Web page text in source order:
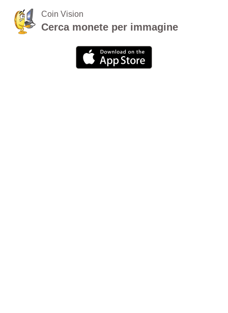
Coin Vision
Cerca monete per immagine